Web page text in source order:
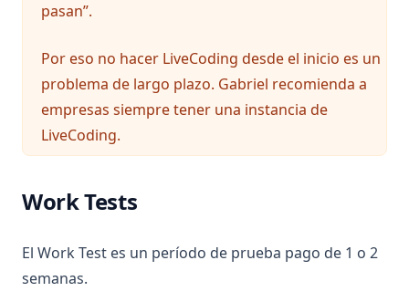
pasan”.
Por eso no hacer LiveCoding desde el inicio es un
problema de largo plazo. Gabriel recomienda a
empresas siempre tener una instancia de
LiveCoding.
Work Tests
El Work Test es un período de prueba pago de 1 o 2
semanas.